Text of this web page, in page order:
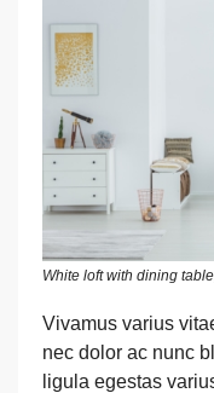
White loft with dining
Vivamus varius
nec dolor ac nunc
ligula egestas